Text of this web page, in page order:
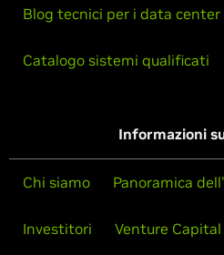
Blog tecnici per i data center
Catalogo sistemi qualificati
Informazioni
Chi siamo Panoramica
Investitori Venture